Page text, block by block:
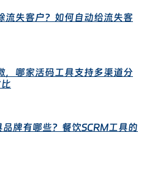
流失客户？如何自动给流失客
，哪家活码工具支持多渠道分
牌有哪些？餐饮SCRM工具的